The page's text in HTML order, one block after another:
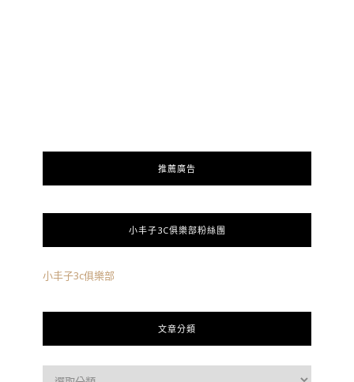
推薦廣告
小丰子3C俱樂部粉絲團
小丰子3c俱樂部
文章分類